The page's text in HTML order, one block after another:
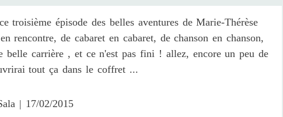
troisième épisode des belles aventures de Marie-Thérèse
rencontre, de cabaret en cabaret, de chanson en chanson,
belle carrière , et ce n'est pas fini ! allez, encore un peu de
tout ça dans le coffret ...
| 17/02/2015